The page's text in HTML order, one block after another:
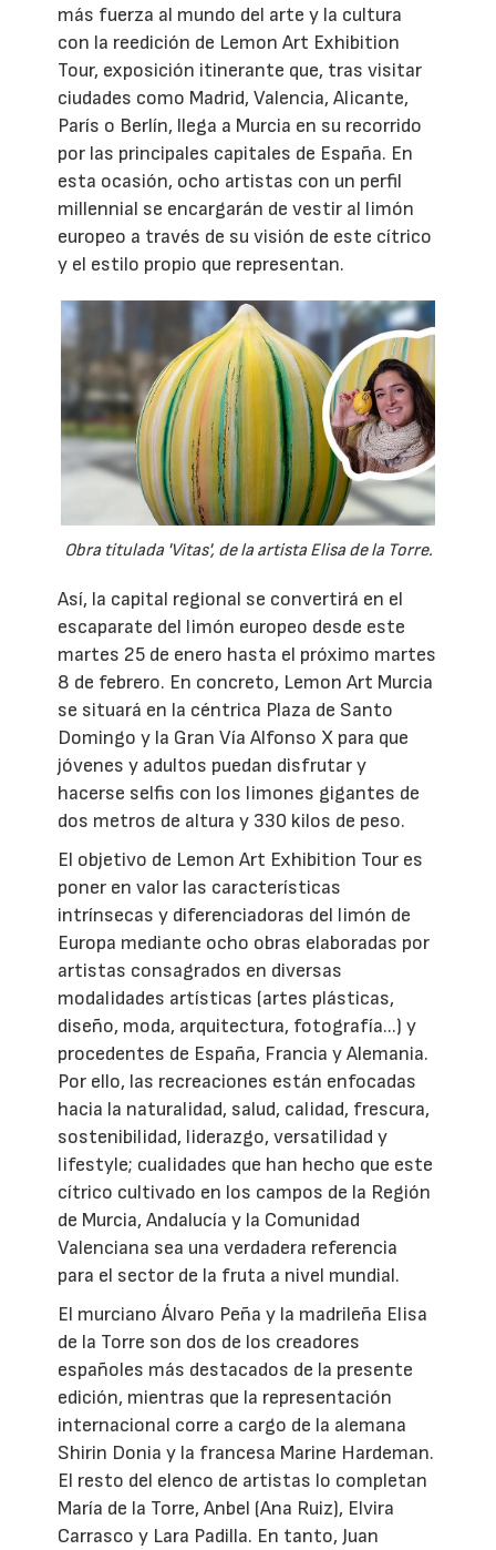
más fuerza al mundo del arte y la cultura
con la reedición de Lemon Art Exhibition
Tour, exposición itinerante que, tras visitar
ciudades como Madrid, Valencia, Alicante,
París o Berlín, llega a Murcia en su recorrido
por las principales capitales de España. En
esta ocasión, ocho artistas con un perfil
millennial se encargarán de vestir al limón
europeo a través de su visión de este cítrico
y el estilo propio que representan.
Obra titulada 'Vitas', de la artista Elisa de la Torre.
Así, la capital regional se convertirá en el
escaparate del limón europeo desde este
martes 25 de enero hasta el próximo martes
8 de febrero. En concreto, Lemon Art Murcia
se situará en la céntrica Plaza de Santo
Domingo y la Gran Vía Alfonso X para que
jóvenes y adultos puedan disfrutar y
hacerse selfis con los limones gigantes de
dos metros de altura y 330 kilos de peso.
El objetivo de Lemon Art Exhibition Tour es
poner en valor las características
intrínsecas y diferenciadoras del limón de
Europa mediante ocho obras elaboradas por
artistas consagrados en diversas
modalidades artísticas (artes plásticas,
diseño, moda, arquitectura, fotografía...) y
procedentes de España, Francia y Alemania.
Por ello, las recreaciones están enfocadas
hacia la naturalidad, salud, calidad, frescura,
sostenibilidad, liderazgo, versatilidad y
lifestyle; cualidades que han hecho que este
cítrico cultivado en los campos de la Región
de Murcia, Andalucía y la Comunidad
Valenciana sea una verdadera referencia
para el sector de la fruta a nivel mundial.
El murciano Álvaro Peña y la madrileña Elisa
de la Torre son dos de los creadores
españoles más destacados de la presente
edición, mientras que la representación
internacional corre a cargo de la alemana
Shirin Donia y la francesa Marine Hardeman.
El resto del elenco de artistas lo completan
María de la Torre, Anbel (Ana Ruiz), Elvira
Carrasco y Lara Padilla. En tanto, Juan